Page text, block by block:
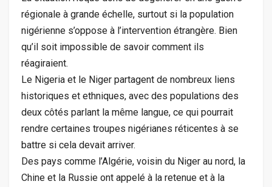
régionale à grande échelle, surtout si la population
nigérienne s’oppose à l’intervention étrangère. Bien
qu’il soit impossible de savoir comment ils
réagiraient.
Le Nigeria et le Niger partagent de nombreux liens
historiques et ethniques, avec des populations des
deux côtés parlant la même langue, ce qui pourrait
rendre certaines troupes nigérianes réticentes à se
battre si cela devait arriver.
Des pays comme l’Algérie, voisin du Niger au nord, la
Chine et la Russie ont appelé à la retenue et à la